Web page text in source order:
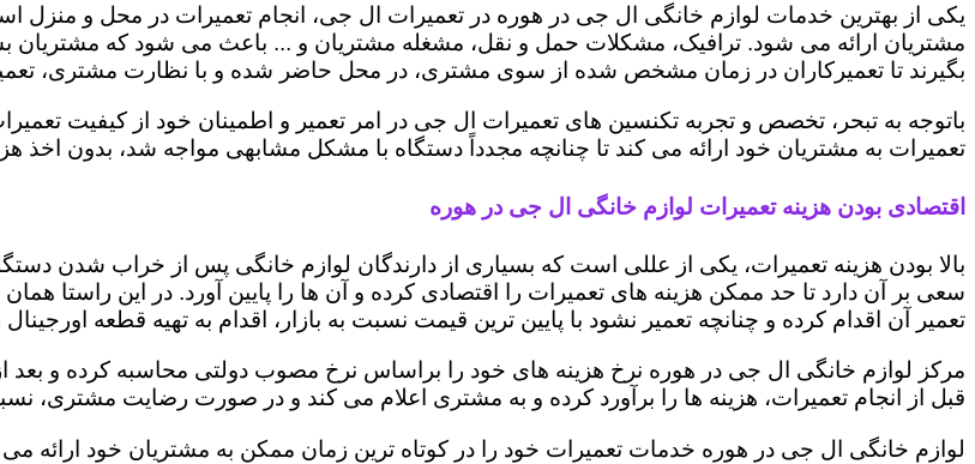
یکی از بهترین خدمات لوازم خانگی ال جی در هوره در تعمیرات ال جی، انجام تعمیرات در محل و
مشتریان ارائه می شود. ترافیک، مشکلات حمل و نقل، مشغله مشتریان و ... باعث می شود که مشتریان
بگیرند تا تعمیرکاران در زمان مشخص شده از سوی مشتری، در محل حاضر شده و با نظارت مشتری،
باتوجه به تبحر، تخصص و تجربه تکنسین های تعمیرات ال جی در امر تعمیر و اطمینان خود از کیفیت
تعمیرات به مشتریان خود ارائه می کند تا چنانچه مجدداً دستگاه با مشکل مشابهی مواجه شد، بدون
اقتصادی بودن هزینه تعمیرات لوازم خانگی ال جی در هوره
بالا بودن هزینه تعمیرات، یکی از عللی است که بسیاری از دارندگان لوازم خانگی پس از خراب شدن
سعی بر آن دارد تا حد ممکن هزینه های تعمیرات را اقتصادی کرده و آن ها را پایین آورد. در این راستا
تعمیر آن اقدام کرده و چنانچه تعمیر نشود با پایین ترین قیمت نسبت به بازار، اقدام به تهیه قطعه
مرکز لوازم خانگی ال جی در هوره نرخ هزینه های خود را براساس نرخ مصوب دولتی محاسبه کرده و بعد از
قبل از انجام تعمیرات، هزینه ها را برآورد کرده و به مشتری اعلام می کند و در صورت رضایت مشتری،
لوازم خانگی ال جی در هوره خدمات تعمیرات خود را در کوتاه ترین زمان ممکن به مشتریان خود